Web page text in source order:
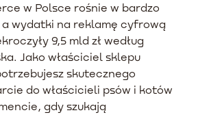
w Polsce rośnie w bardzo
a wydatki na reklamę cyfrową
9,5 mld zł według
Jako właściciel sklepu
skutecznego
do właścicieli psów i kotów
gdy szukają